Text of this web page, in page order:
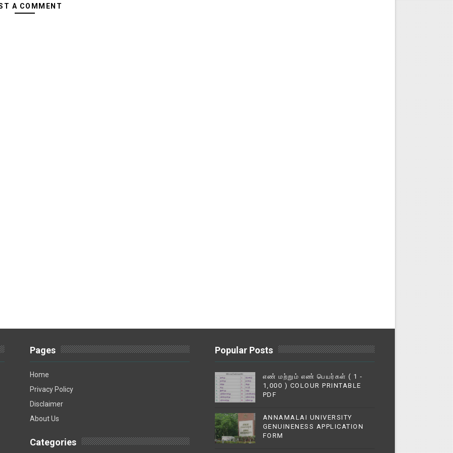
A COMMENT
Pages
Home
Privacy Policy
Disclaimer
About Us
Categories
Popular Posts
எண் மற்றும் எண் பெயர்கள் ( 1 -
1,000 ) COLOUR PRINTABLE
PDF
ANNAMALAI UNIVERSITY
GENUINENESS APPLICATION
FORM